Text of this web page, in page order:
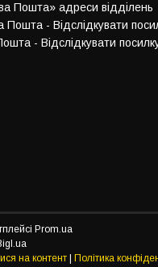
Пошта» адреси відділень
Пошта - Відслідкувати
- Відслідкувати
Prom.ua
на контент Політика